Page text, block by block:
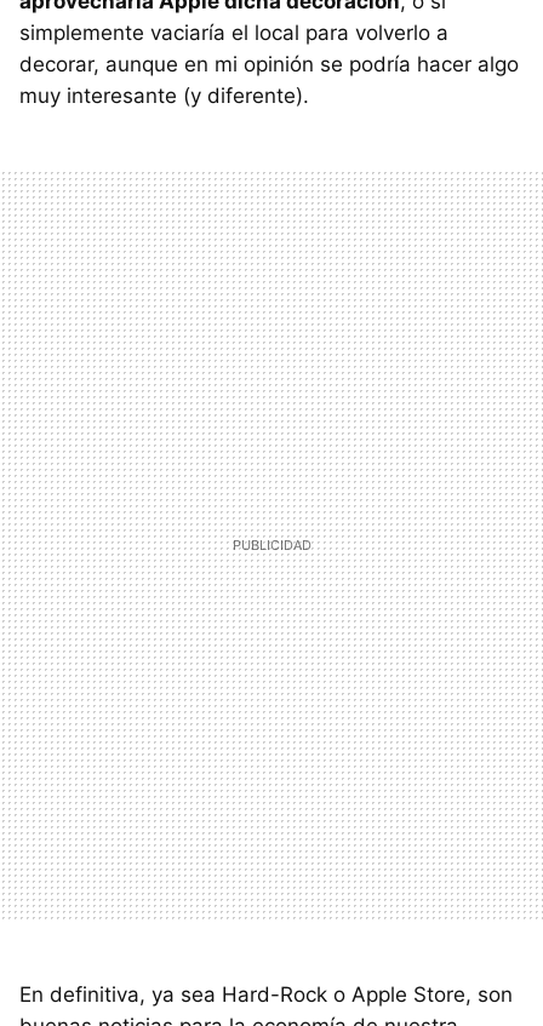
simplemente vaciaría el local para volverlo a
decorar, aunque en mi opinión se podría hacer algo
muy interesante (y diferente).
En definitiva, ya sea Hard-Rock o Apple Store, son